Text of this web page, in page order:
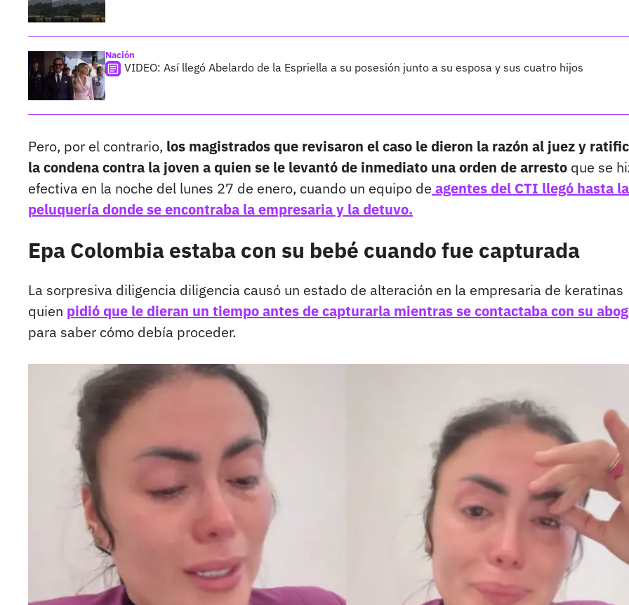
Nación
VIDEO: Así llegó Abelardo de la Espriella a su posesión junto a su esposa y sus cuatro hijos
Pero, por el contrario, los magistrados que revisaron el caso le dieron la razón al juez y
la condena contra la joven a quien se le levantó de inmediato una orden de arresto que se
efectiva en la noche del lunes 27 de enero, cuando un equipo de agentes del CTI llegó hasta la
peluquería donde se encontraba la empresaria y la detuvo.
Epa Colombia estaba con su bebé cuando fue capturada
La sorpresiva diligencia diligencia causó un estado de alteración en la empresaria de keratinas
quien pidió que le dieran un tiempo antes de capturarla mientras se contactaba con su
para saber cómo debía proceder.